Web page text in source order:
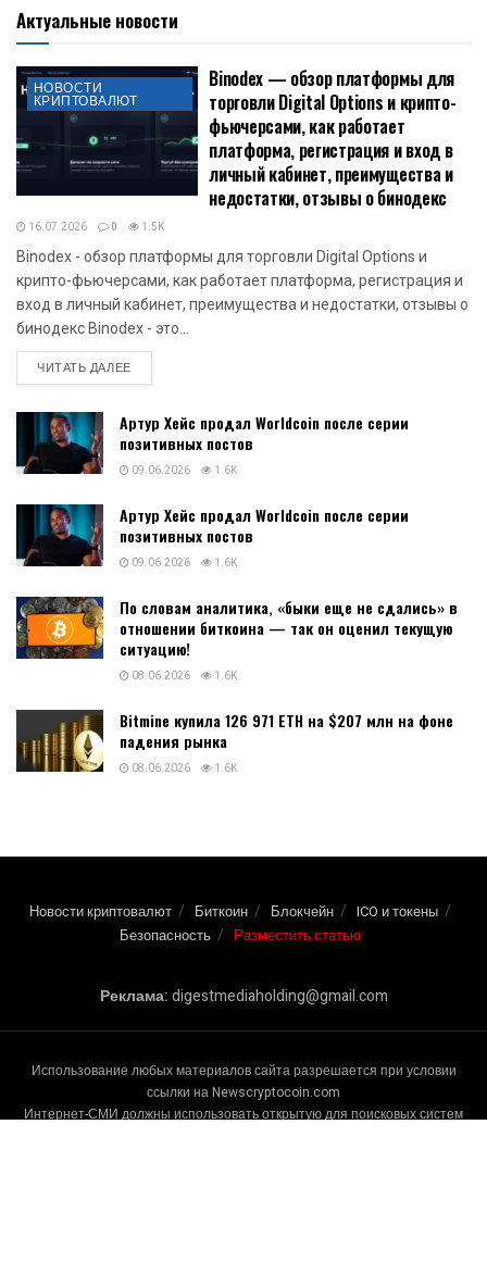
Актуальные новости
НОВОСТИ
КРИПТОВАЛЮТ
Binodex — обзор платформы для
торговли Digital Options и крипто-
фьючерсами, как работает
платформа, регистрация и вход в
личный кабинет, преимущества и
недостатки, отзывы о бинодекс
16.07.2026 0 1.5K
Binodex - обзор платформы для торговли Digital Options и
крипто-фьючерсами, как работает платформа, регистрация и
вход в личный кабинет, преимущества и недостатки, отзывы о
бинодекс Binodex - это...
ЧИТАТЬ ДАЛЕЕDETAILS
Артур Хейс продал Worldcoin после серии
позитивных постов
09.06.2026 1.6K
Артур Хейс продал Worldcoin после серии
позитивных постов
09.06.2026 1.6K
По словам аналитика, «быки еще не сдались» в
отношении биткоина — так он оценил текущую
ситуацию!
08.06.2026 1.6K
Bitmine купила 126 971 ETH на $207 млн на фоне
падения рынка
08.06.2026 1.6K
Новости криптовалют Биткоин Блокчейн
ICO и токены
Безопасность
Разместить статью
Реклама:digestmediaholding@gmail.com
Использование любых материалов сайта разрешается при условии
ссылки на Newscryptocoin.com
Интернет-СМИ должны использовать открытую для поисковых систем